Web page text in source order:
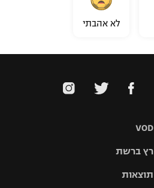
לא אהבתי
VOD
רץ ברשת
תוצאות